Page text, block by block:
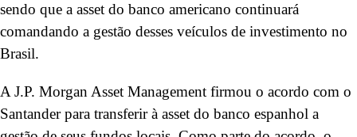
sendo que a asset do banco americano continuará
comandando a gestão desses veículos de investimento no
Brasil.
A J.P. Morgan Asset Management firmou o acordo com o
Santander para transferir à asset do banco espanhol a